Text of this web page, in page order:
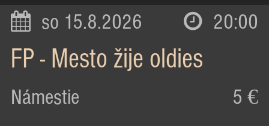
so 15.8.2026 20:00
FP - Mesto žije oldies
Námestie 5 €